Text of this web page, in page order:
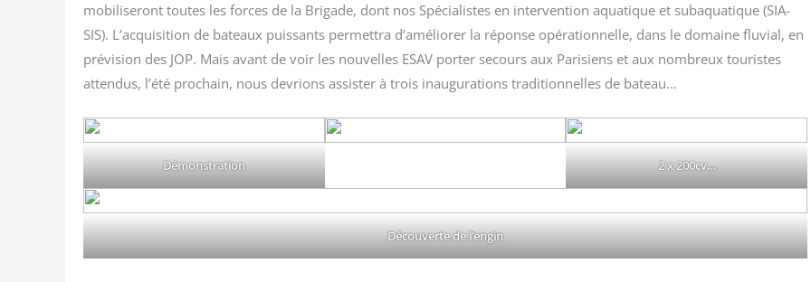
mobi­li­se­ront toutes les forces de la Bri­gade, dont nos Spé­cia­listes en inter­ven­tion aqua­tique et sub­aqua­tique (SIA-
SIS). L’acquisition de bateaux puis­sants per­met­tra d’améliorer la réponse opé­ra­tion­nelle, dans le domaine flu­vial, en
pré­vi­sion des JOP. Mais avant de voir les nou­velles ESAV por­ter secours aux Pari­siens et aux nom­breux tou­ristes
atten­dus, l’été pro­chain, nous devrions assis­ter à trois inau­gu­ra­tions tra­di­tion­nelles de bateau…
Démons­tra­tion 2 x 200cv…
Décou­verte de l’engin